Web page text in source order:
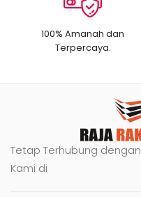
100% Amanah dan
Terpercaya.
Tetap Terhubung dengan
Kami di